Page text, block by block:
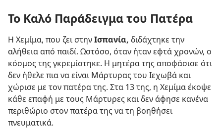
Το Καλό Παράδειγμα του Πατέρα
Η Χεμίμα, που ζει στηνΙσπανία, διδάχτηκε την
αλήθεια από παιδί. Ωστόσο, όταν ήταν εφτά χρονών, ο
κόσμος της γκρεμίστηκε. Η μητέρα της αποφάσισε ότι
δεν ήθελε πια να είναι Μάρτυρας του Ιεχωβά και
χώρισε με τον πατέρα της. Στα 13 της, η Χεμίμα έκοψε
κάθε επαφή με τους Μάρτυρες και δεν άφησε κανένα
περιθώριο στον πατέρα της να τη βοηθήσει
πνευματικά.